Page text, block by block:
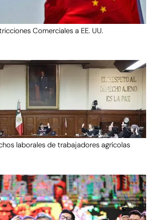
Comerciales a EE. UU.
laborales de trabajadores agrícolas